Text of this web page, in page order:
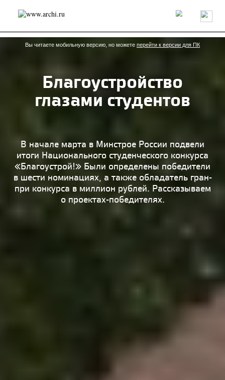
Россия Мир Технологии Интерьер Пресса
Архитекторы
Проекты
Конкурсы События Книги Вакансии
send.project Анонсы конкурсов
Блог
Исследование
Объект
Результаты конкурса
Книги
Наследие Образование
Урбанистика
Эко
Вы читаете мобильную версию, но можете перейти к версии для ПК
Благоустройство
глазами студентов
В начале марта в Минстрое России подвели
итоги Национального студенческого конкурса
«Благоустрой!» Были определены победители
в шести номинациях, а также обладатель гран-
при конкурса в миллион рублей. Рассказываем
о проектах-победителях.